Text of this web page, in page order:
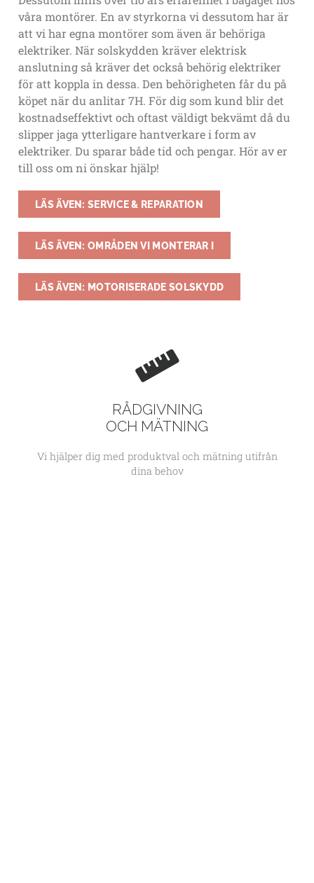
våra montörer. En av styrkorna vi dessutom har är
att vi har egna montörer som även är behöriga
elektriker. När solskydden kräver elektrisk
anslutning så kräver det också behörig elektriker
för att koppla in dessa. Den behörigheten får du på
köpet när du anlitar 7H. För dig som kund blir det
kostnadseffektivt och oftast väldigt bekvämt då du
slipper jaga ytterligare hantverkare i form av
elektriker. Du sparar både tid och pengar. Hör av er
till oss om ni önskar hjälp!
LÄS ÄVEN: SERVICE & REPARATION
LÄS ÄVEN: OMRÅDEN VI MONTERAR I
LÄS ÄVEN: MOTORISERADE SOLSKYDD
RÅDGIVNING
OCH MÄTNING
Vi hjälper dig med produktval och mätning utifrån
dina behov